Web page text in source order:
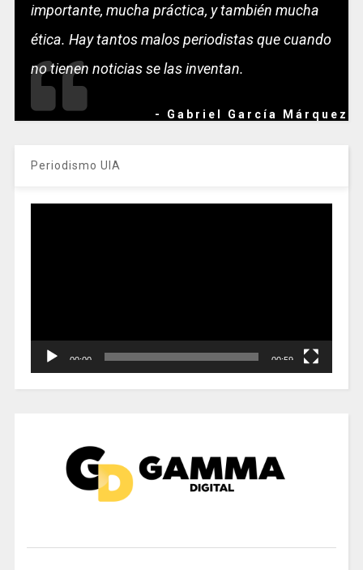
importante, mucha práctica, y también mucha
ética. Hay tantos malos periodistas que cuando
no tienen noticias se las inventan.
- Gabriel García Márquez
Periodismo UIA
00:00 00:59